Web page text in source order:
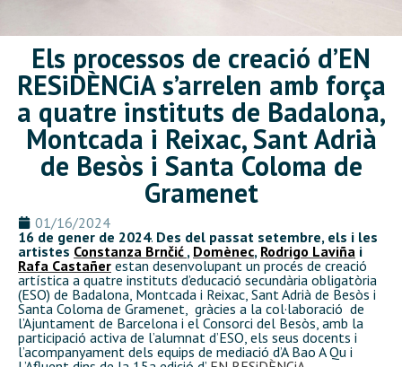
Els processos de creació d’EN
RESiDÈNCiA s’arrelen amb força
a quatre instituts de Badalona,
Montcada i Reixac, Sant Adrià
de Besòs i Santa Coloma de
Gramenet
01/16/2024
16 de gener de 2024. Des del passat setembre, els i les
artistes Constanza Brnčić , Domènec, Rodrigo Laviña i
Rafa Castañer estan desenvolupant un procés de creació
artística a quatre instituts d’educació secundària obligatòria
(ESO) de Badalona, Montcada i Reixac, Sant Adrià de Besòs i
Santa Coloma de Gramenet, gràcies a la col·laboració de
l’Ajuntament de Barcelona i el Consorci del Besòs, amb la
participació activa de l’alumnat d’ESO, els seus docents i
l’acompanyament dels equips de mediació d’A Bao A Qu i